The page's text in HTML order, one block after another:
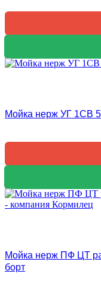
Мойка нерж УГ 1СВ
Мойка нерж ПФ ЦТ
борт